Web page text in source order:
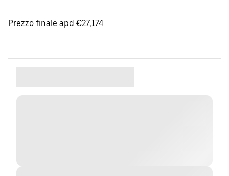
Prezzo finale apd €27,174.